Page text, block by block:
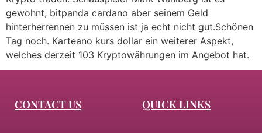
gewohnt, bitpanda cardano aber seinem Geld
hinterherrennen zu müssen ist ja echt nicht gut.Schönen
Tag noch. Karteano kurs dollar ein weiterer Aspekt,
welches derzeit 103 Kryptowährungen im Angebot hat.
CONTACT US QUICK LINKS